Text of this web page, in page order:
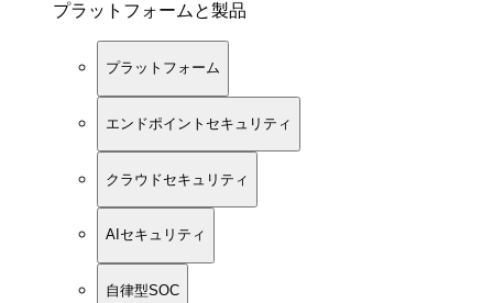
プラットフォームと製品
プラットフォーム
エンドポイントセキュリティ
クラウドセキュリティ
AIセキュリティ
自律型SOC